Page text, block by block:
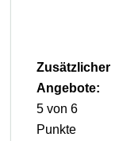
Zusätzlicher
Angebote:
5 von 6
Punkte